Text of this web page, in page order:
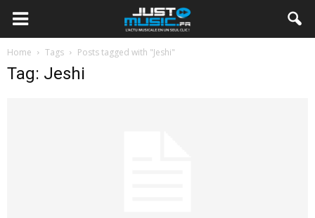
Home Tags Posts tagged with "Jeshi"
Tag: Jeshi